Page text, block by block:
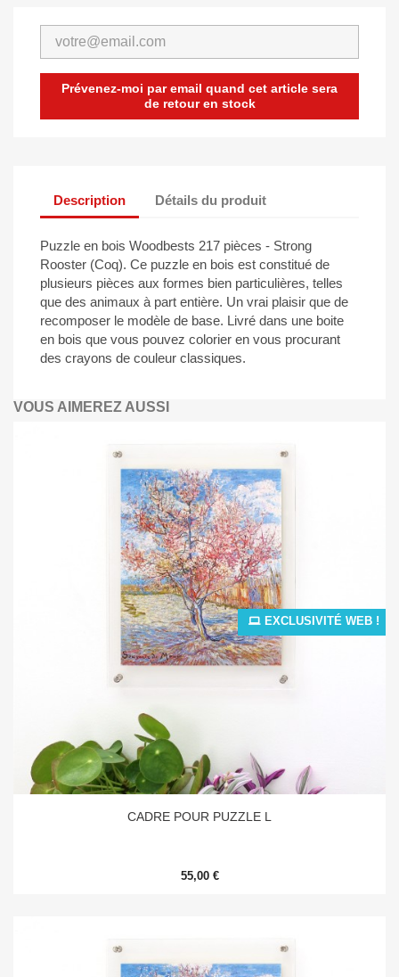
Prévenez-moi par email quand cet article sera
de retour en stock
Description Détails du produit
Puzzle en bois Woodbests 217 pièces - Strong
Rooster (Coq). Ce puzzle en bois est constitué de
plusieurs pièces aux formes bien particulières, telles
que des animaux à part entière. Un vrai plaisir que de
recomposer le modèle de base. Livré dans une boite
en bois que vous pouvez colorier en vous procurant
des crayons de couleur classiques.
VOUS AIMEREZ AUSSI
CADRE POUR PUZZLE L
55,00 €
EXCLUSIVITÉ WEB !